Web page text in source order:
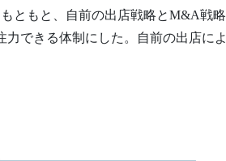
ともと、自前の出店戦略とM&A戦略
できる体制にした。自前の出店によ